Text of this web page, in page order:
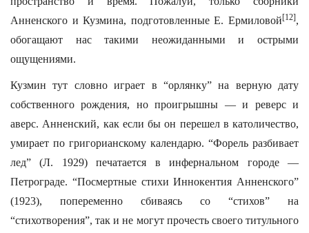
Анненского и Кузмина, подготовленные Е. Ермиловой[12],
обогащают нас такими неожиданными и острыми
ощущениями.
Кузмин тут словно играет в “орлянку” на верную дату
собственного рождения, но проигрышны — и реверс и
аверс. Анненский, как если бы он перешел в католичество,
умирает по григорианскому календарю. “Форель разбивает
лед” (Л. 1929) печатается в инфернальном городе —
Петрограде. “Посмертные стихи Иннокентия Анненского”
(1923), попеременно сбиваясь со “стихов” на
“стихотворения”, так и не могут прочесть своего титульного